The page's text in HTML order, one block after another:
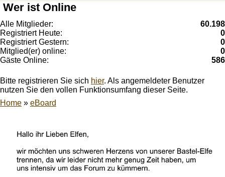
Wer ist Online
Alle Mitglieder:
60.198
Registriert Heute:
0
Registriert Gestern:
0
Mitglied(er) online:
0
Gäste Online:
586
Bitte registrieren Sie sich hier. Als angemeldeter Benutzer
nutzen Sie den vollen Funktionsumfang dieser Seite.
Home » eBoard